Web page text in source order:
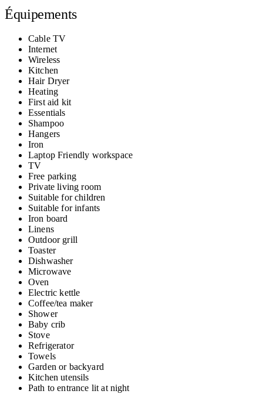
Équipements
Cable TV
Internet
Wireless
Kitchen
Hair Dryer
Heating
First aid kit
Essentials
Shampoo
Hangers
Iron
Laptop Friendly workspace
TV
Free parking
Private living room
Suitable for children
Suitable for infants
Iron board
Linens
Outdoor grill
Toaster
Dishwasher
Microwave
Oven
Electric kettle
Coffee/tea maker
Shower
Baby crib
Stove
Refrigerator
Towels
Garden or backyard
Kitchen utensils
Path to entrance lit at night